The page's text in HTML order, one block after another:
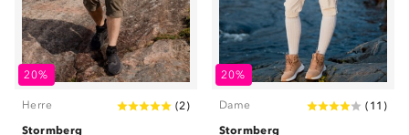
20%
Herre (2)
Stormberg
20%
Dame ( 11 )
Stormberg